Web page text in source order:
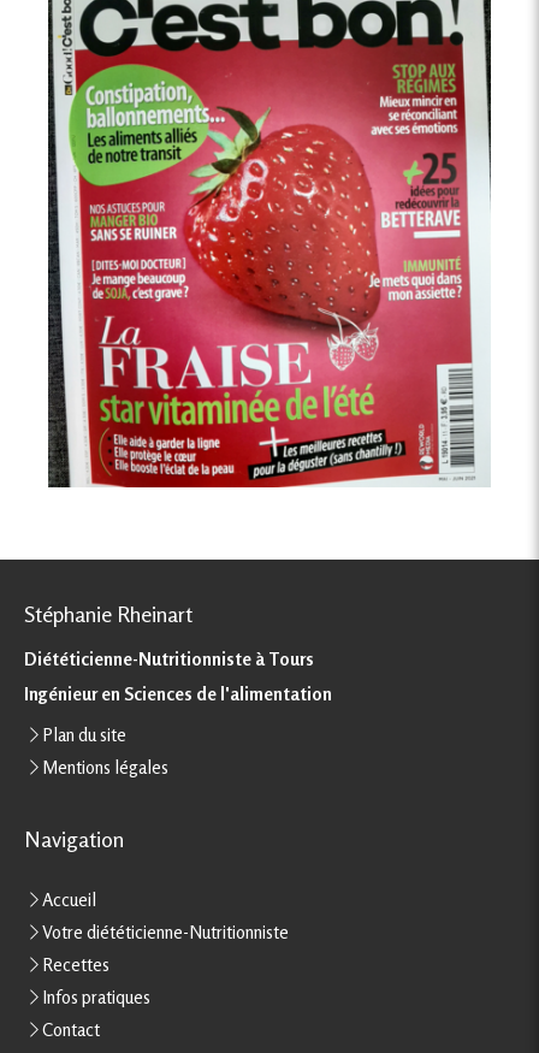
Stéphanie Rheinart
Diététicienne-Nutritionniste à Tours
Ingénieur en Sciences de l'alimentation
Plan du site
Mentions légales
Navigation
Accueil
Votre diététicienne-Nutritionniste
Recettes
Infos pratiques
Contact